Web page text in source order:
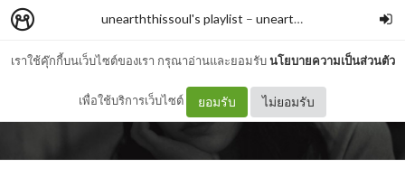
เราใช้คุ๊กกี้บนเว็บไซต์ของเรา กรุณาอ่านและยอมรับนโยบายความเป็นส่วนตัว
เพื่อใช้บริการเว็บไซต์ ยอมรับ ไม่ยอมรับ
unearththissoul's playlist – unearththissoul